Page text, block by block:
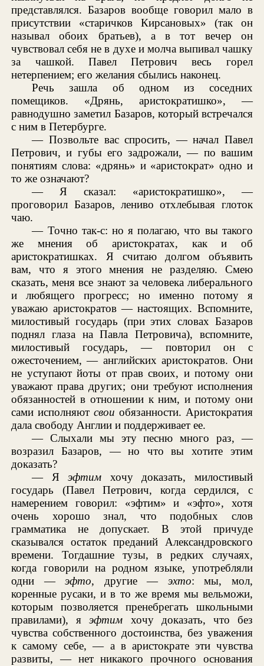
представлялся. Базаров вообще говорил мало в
присутствии «старичков Кирсановых» (так он
называл обоих братьев), а в тот вечер он
чувствовал себя не в духе и молча выпивал чашку
за чашкой. Павел Петрович весь горел
нетерпением; его желания сбылись наконец.
Речь зашла об одном из соседних
помещиков. «Дрянь, аристократишко», —
равнодушно заметил Базаров, который встречался
с ним в Петербурге.
— Позвольте вас спросить, — начал Павел
Петрович, и губы его задрожали, — по вашим
понятиям слова: «дрянь» и «аристократ» одно и
то же означают?
— Я сказал: «аристократишко», —
проговорил Базаров, лениво отхлебывая глоток
чаю.
— Точно так-с: но я полагаю, что вы такого
же мнения об аристократах, как и об
аристократишках. Я считаю долгом объявить
вам, что я этого мнения не разделяю. Смею
сказать, меня все знают за человека либерального
и любящего прогресс; но именно потому я
уважаю аристократов — настоящих. Вспомните,
милостивый государь (при этих словах Базаров
поднял глаза на Павла Петровича), вспомните,
милостивый государь, — повторил он с
ожесточением, — английских аристократов. Они
не уступают йоты от прав своих, и потому они
уважают права других; они требуют исполнения
обязанностей в отношении к ним, и потому они
сами исполняют свои обязанности. Аристократия
дала свободу Англии и поддерживает ее.
— Слыхали мы эту песню много раз, —
возразил Базаров, — но что вы хотите этим
доказать?
— Яэфтим хочу доказать, милостивый
государь (Павел Петрович, когда сердился, с
намерением говорил: «эфтим» и «эфто», хотя
очень хорошо знал, что подобных слов
грамматика не допускает. В этой причуде
сказывался остаток преданий Александровского
времени. Тогдашние тузы, в редких случаях,
когда говорили на родном языке, употребляли
одни —эфто, другие — эхто: мы, мол,
коренные русаки, и в то же время мы вельможи,
которым позволяется пренебрегать школьными
правилами), яэфтим хочу доказать, что без
чувства собственного достоинства, без уважения
к самому себе, — а в аристократе эти чувства
развиты, — нет никакого прочного основания